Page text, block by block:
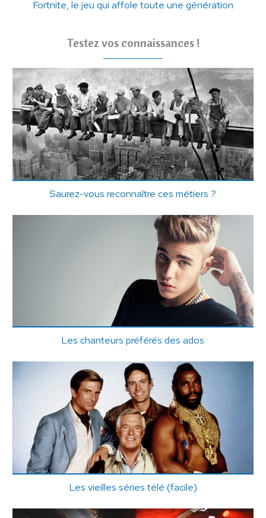
Fortnite, le jeu qui affole toute une génération
Testez vos connaissances !
Saurez-vous reconnaître ces métiers ?
Les chanteurs préférés des ados
Les vieilles séries télé (facile)